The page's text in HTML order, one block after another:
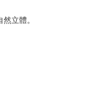
立體。